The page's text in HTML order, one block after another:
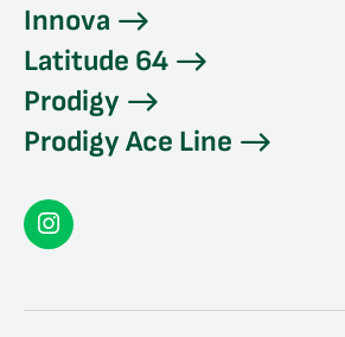
Innova
Latitude 64
Prodigy
Prodigy Ace Line
Seconddisc